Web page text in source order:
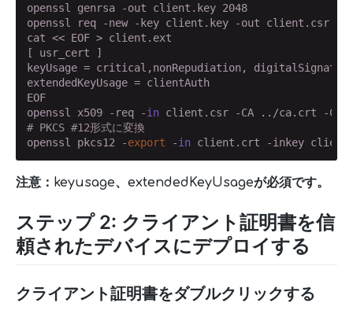
openssl genrsa -out client.key 2048
openssl req -new -key client.key -out client.csr -
cat << EOF > client.ext
[ usr_cert ]
keyUsage = critical,nonRepudiation,
extendedKeyUsage = clientAuth
EOF
openssl x509 -req -in client.csr -CA ../ca.crt -
# PKCS #12形式に変換
openssl pkcs12 -export -in
注意：keyusage、extendedKeyUsageが必須です。
ステップ 2: クライアント証明書を信
頼されたデバイスにデプロイする
クライアント証明書をダブルクリックする